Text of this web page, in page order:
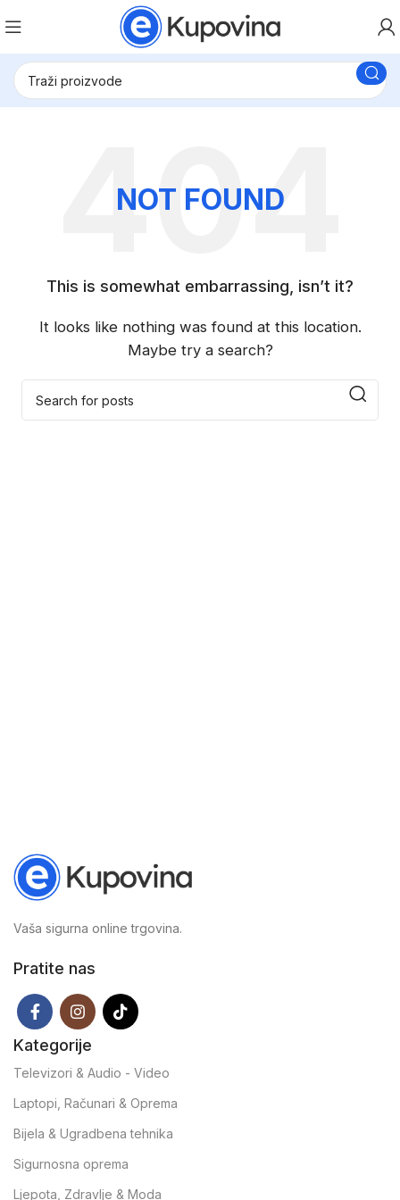
NOT FOUND
This is somewhat embarrassing, isn’t it?
It looks like nothing was found at this location.
Maybe try a search?
Vaša sigurna online trgovina.
Pratite nas
Kategorije
Televizori & Audio - Video
Laptopi, Računari & Oprema
Bijela & Ugradbena tehnika
Sigurnosna oprema
Ljepota, Zdravlje & Moda